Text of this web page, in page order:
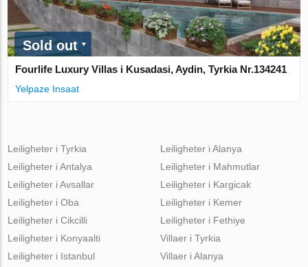
Sold out
Fourlife Luxury Villas i Kusadasi, Aydin, Tyrkia Nr.134241
Yelpaze Insaat
Leiligheter i Tyrkia
Leiligheter i Antalya
Leiligheter i Avsallar
Leiligheter i Oba
Leiligheter i Cikcilli
Leiligheter i Alanya
Leiligheter i Mahmutlar
Leiligheter i Kargicak
Leiligheter i Kemer
Leiligheter i Fethiye
Leiligheter i Konyaalti
Leiligheter i Istanbul
Villaer i Tyrkia
Villaer i Alanya